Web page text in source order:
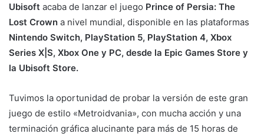
Ubisoft acaba de lanzar el juego Prince of Persia: The
Lost Crown a nivel mundial, disponible en las plataformas
Nintendo Switch, PlayStation 5, PlayStation 4, Xbox
Series X|S, Xbox One y PC, desde la Epic Games Store y
la Ubisoft Store.
Tuvimos la oportunidad de probar la versión de este gran
juego de estilo «Metroidvania», con mucha acción y una
terminación gráfica alucinante para más de 15 horas de